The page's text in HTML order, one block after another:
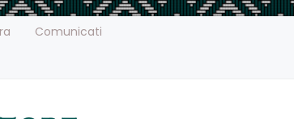
Comunicati